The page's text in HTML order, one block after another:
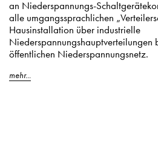
an Niederspannungs-
alle umgangssprachlichen
Hausinstallation über industrielle
Niederspannungshauptverteilungen
öffentlichen Niederspannungsnetz.
mehr...